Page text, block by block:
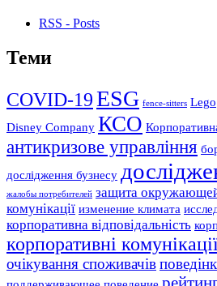
RSS - Posts
Теми
COVID-19ESG fence-sitters Lego
Disney Company КСО
антикризове управління
дослідження бузнесу
жалобы потребителей защита
комунікації изменение климата
корпоративна відповідальність
корпоративні
очікування споживачів